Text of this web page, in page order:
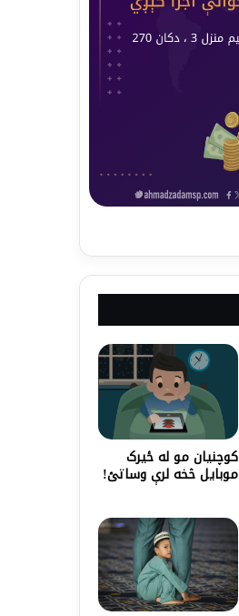
کوچنیان مو له ځیرک
موبایل څخه لرې وساتئ!